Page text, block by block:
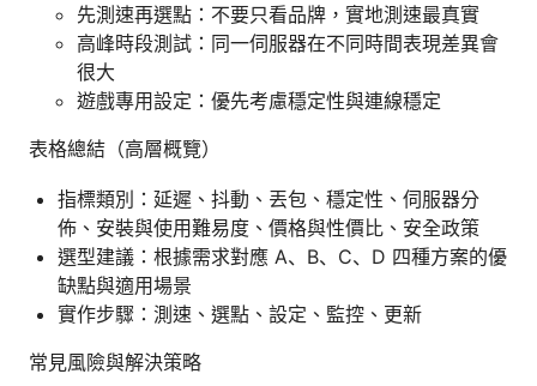
先測速再選點：不要只看品牌，實地測速最真實
高峰時段測試：同一伺服器在不同時間表現差異會
很大
遊戲專用設定：優先考慮穩定性與連線穩定
表格總結（高層概覽）
指標類別：延遲、抖動、丟包、穩定性、伺服器分
佈、安裝與使用難易度、價格與性價比、安全政策
選型建議：根據需求對應 A、B、C、D 四種方案的優
缺點與適用場景
實作步驟：測速、選點、設定、監控、更新
常見風險與解決策略